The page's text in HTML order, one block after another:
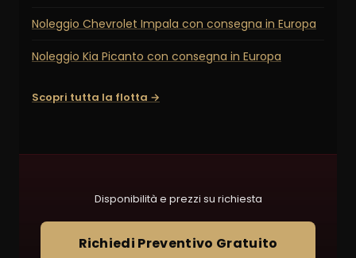
Noleggio Chevrolet Impala con consegna in Europa
Noleggio Kia Picanto con consegna in Europa
Scopri tutta la flotta →
Disponibilità e prezzi su richiesta
Richiedi Preventivo Gratuito